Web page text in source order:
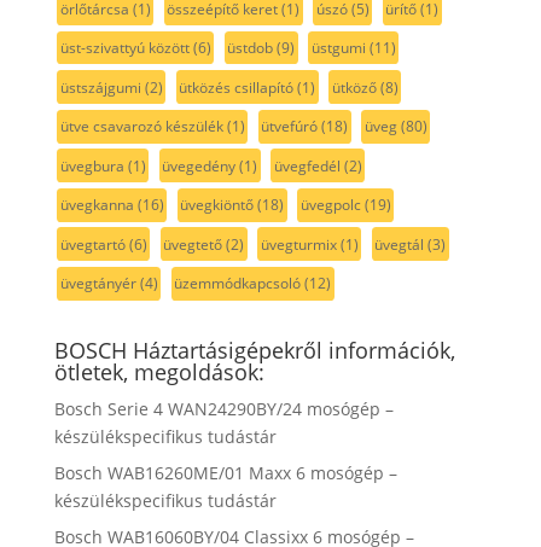
örlőtárcsa (1) összeépítő keret(1) úszó(5) ürítő(1)
üst-szivattyú között(6) üstdob(9) üstgumi (11)
üstszájgumi (2) ütközés csillapító(1) ütköző(8)
ütve csavarozó készülék(1) ütvefúró(18) üveg(80)
üvegbura (1) üvegedény(1) üvegfedél (2)
üvegkanna (16) üvegkiöntő(18) üvegpolc(19)
üvegtartó(6) üvegtető(2) üvegturmix(1) üvegtál (3)
üvegtányér(4) üzemmódkapcsoló(12)
BOSCH Háztartásigépekről információk,
ötletek, megoldások:
Bosch Serie 4 WAN24290BY/24 mosógép –
készülékspecifikus tudástár
Bosch WAB16260ME/01 Maxx 6 mosógép –
készülékspecifikus tudástár
Bosch WAB16060BY/04 Classixx 6 mosógép –